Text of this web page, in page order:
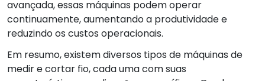
avançada, essas máquinas podem operar
continuamente, aumentando a produtividade e
reduzindo os custos operacionais.
Em resumo, existem diversos tipos de máquinas de
medir e cortar fio, cada uma com suas